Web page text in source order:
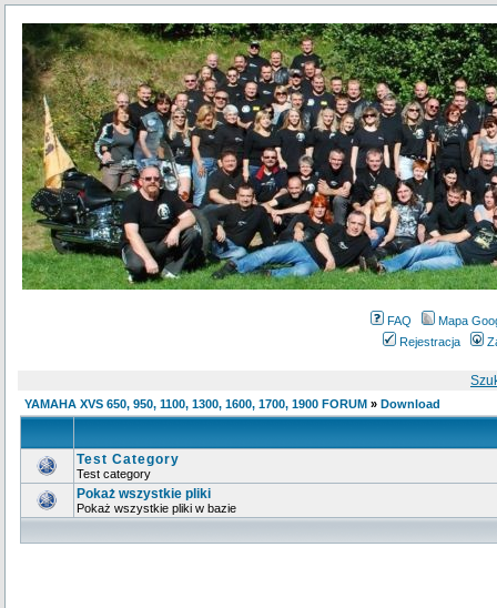
FAQ
Mapa
Rejestracja
YAMAHA XVS 650, 950, 1100, 1300, 1600, 1700, 1900 FORUM » Download
Test Category
Test category
Pokaż wszystkie pliki
Pokaż wszystkie pliki w bazie